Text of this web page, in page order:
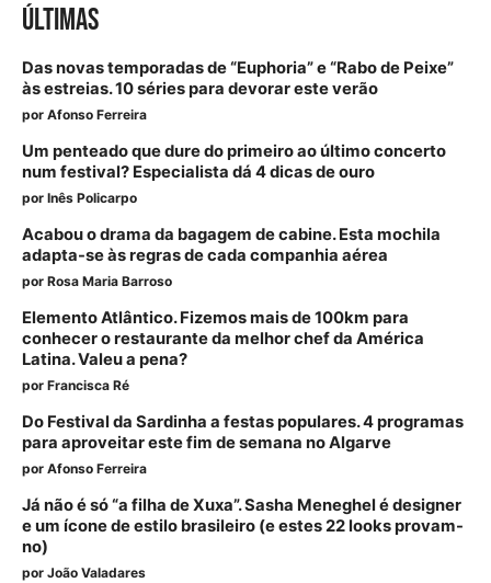
ÚLTIMAS
Das novas temporadas de “Euphoria” e “Rabo de Peixe”
às estreias. 10 séries para devorar este verão
por Afonso Ferreira
Um penteado que dure do primeiro ao último concerto
num festival? Especialista dá 4 dicas de ouro
por Inês Policarpo
Acabou o drama da bagagem de cabine. Esta mochila
adapta-se às regras de cada companhia aérea
por Rosa Maria Barroso
Elemento Atlântico. Fizemos mais de 100km para
conhecer o restaurante da melhor chef da América
Latina. Valeu a pena?
por Francisca Ré
Do Festival da Sardinha a festas populares. 4 programas
para aproveitar este fim de semana no Algarve
por Afonso Ferreira
Já não é só “a filha de Xuxa”. Sasha Meneghel é designer
e um ícone de estilo brasileiro (e estes 22 looks provam-
no)
por João Valadares